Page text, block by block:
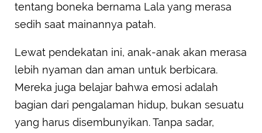
tentang boneka bernama Lala yang merasa
sedih saat mainannya patah.
Lewat pendekatan ini, anak-anak akan merasa
lebih nyaman dan aman untuk berbicara.
Mereka juga belajar bahwa emosi adalah
bagian dari pengalaman hidup, bukan sesuatu
yang harus disembunyikan. Tanpa sadar,